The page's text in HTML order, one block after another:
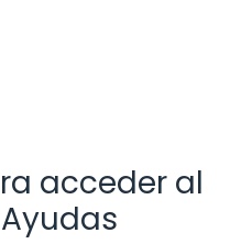
acceder al